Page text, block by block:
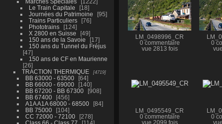
Le Train Capitale
18
Journées du Patrimoine
95
Trains Particuliers
76
Phototrains
124
X 2800 en Suisse
49
150 ans de la Savoie
17
150 ans du Tunnel du Fréjus
47
150 ans de CF en Maurienne
26
TRACTION THERMIQUE
4719
BB 63000 - 63500
64
BB 66000 - 69000
140
BB 67200 - BB 67300
908
BB 67400
456
A1A A1A 68000 - 68500
84
BB 75000
104
CC 72000 - 72100
278
LM_0498996_CR
0 commentaire
vue 2813 fois
0
LM_0495549_CR
0 commentaire
vue 2099 fois
0